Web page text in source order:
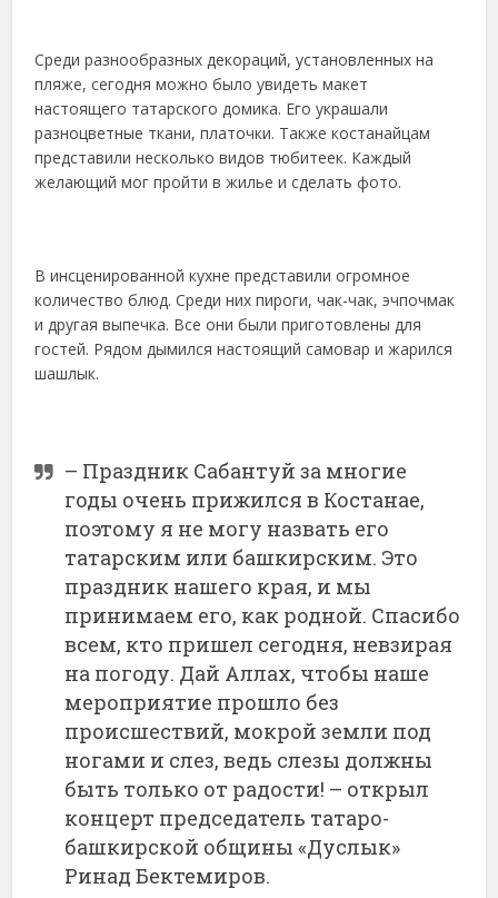
Среди разнообразных декораций, установленных на
пляже, сегодня можно было увидеть макет
настоящего татарского домика. Его украшали
разноцветные ткани, платочки. Также костанайцам
представили несколько видов тюбитеек. Каждый
желающий мог пройти в жилье и сделать фото.
В инсценированной кухне представили огромное
количество блюд. Среди них пироги, чак-чак, эчпочмак
и другая выпечка. Все они были приготовлены для
гостей. Рядом дымился настоящий самовар и жарился
шашлык.
– Праздник Сабантуй за многие
годы очень прижился в Костанае,
поэтому я не могу назвать его
татарским или башкирским. Это
праздник нашего края, и мы
принимаем его, как родной. Спасибо
всем, кто пришел сегодня, невзирая
на погоду. Дай Аллах, чтобы наше
мероприятие прошло без
происшествий, мокрой земли под
ногами и слез, ведь слезы должны
быть только от радости! – открыл
концерт председатель татаро-
башкирской общины «Дуслык»
Ринад Бектемиров.